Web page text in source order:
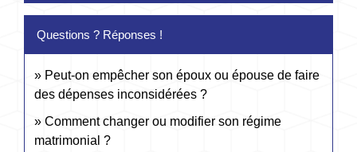
Questions ? Réponses !
Peut-on empêcher son époux ou épouse de faire
des dépenses inconsidérées ?
Comment changer ou modifier son régime
matrimonial ?